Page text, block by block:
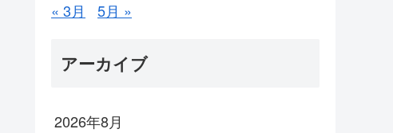
« 3月 5月 »
アーカイブ
2026年8月